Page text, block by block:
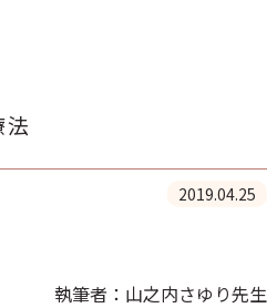
2019.04.25
執筆者：山之内さゆり先生